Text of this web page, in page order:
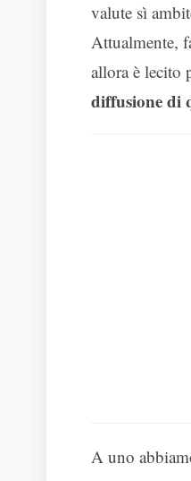
valute sì
Attualmente,
allora è lecito
diffusione di
A uno